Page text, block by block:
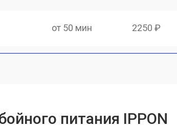
от 50 мин 2250 ₽
питания IPPON